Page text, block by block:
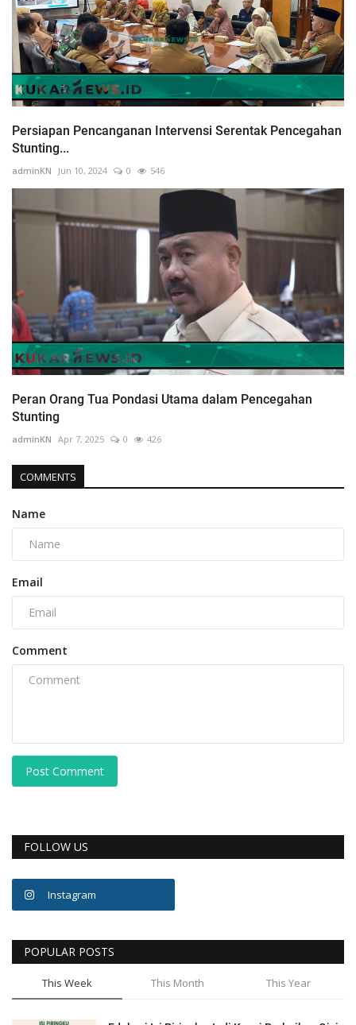
Persiapan Pencanganan Intervensi Serentak Pencegahan
Stunting...
adminKN Jun 10, 2024 0 546
Peran Orang Tua Pondasi Utama dalam Pencegahan
Stunting
adminKN Apr 7, 2025 0 426
COMMENTS
Name
Email
Comment
Post Comment
FOLLOW US
Instagram
POPULAR POSTS
This Week This Month This Year